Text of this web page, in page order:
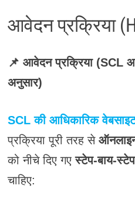
आवेदन प्रक्रिया
📌 आवेदन प्रक्रिया (SCL
अनुसार)
SCL की आधिकारिक
प्रक्रिया पूरी तरह से
को नीचे दिए गएस्टेप-बाय-
चाहिए: